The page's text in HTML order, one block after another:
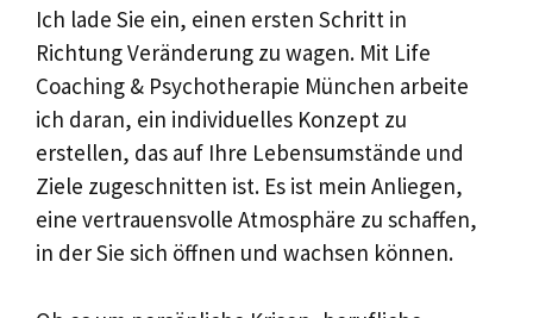
Ich lade Sie ein, einen ersten Schritt in
Richtung Veränderung zu wagen. Mit Life
Coaching & Psychotherapie München arbeite
ich daran, ein individuelles Konzept zu
erstellen, das auf Ihre Lebensumstände und
Ziele zugeschnitten ist. Es ist mein Anliegen,
eine vertrauensvolle Atmosphäre zu schaffen,
in der Sie sich öffnen und wachsen können.